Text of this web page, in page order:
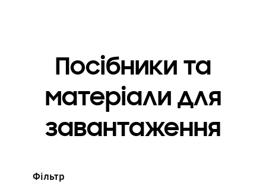
Посібники та
матеріали для
завантаження
Фільтр